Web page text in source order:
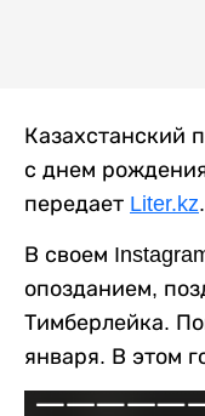
Казахстанский
с днем
передает Liter.kz.
В своем
опозданием,
Тимберлейка.
января. В этом